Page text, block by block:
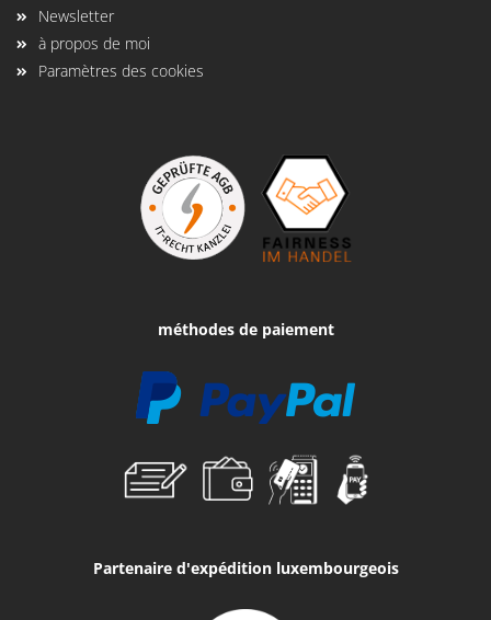
Newsletter
à propos de moi
Paramètres des cookies
méthodes de paiement
Partenaire d'expédition luxembourgeois